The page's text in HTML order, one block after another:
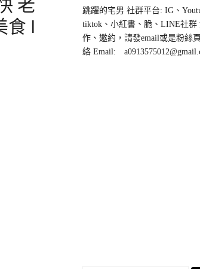
Ι
跳躍的宅男 社群平台: IG、
tiktok、小紅書、脆、LINE社群
作、邀約，請發email或是粉絲
絡 Email: